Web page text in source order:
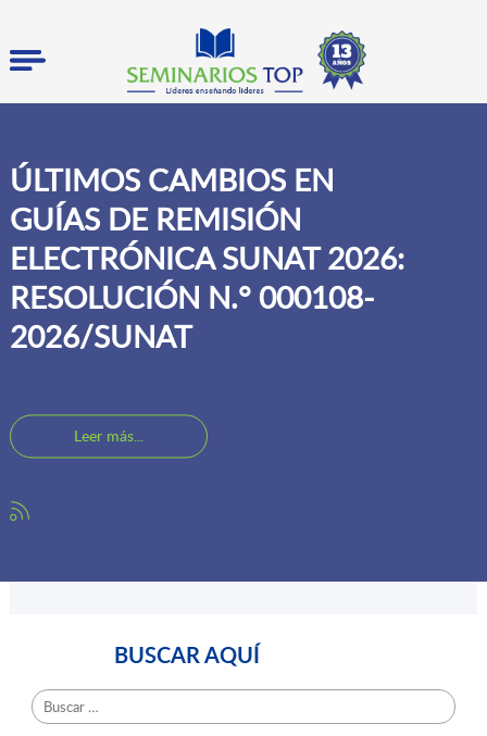
ÚLTIMOS CAMBIOS EN
GUÍAS DE REMISIÓN
ELECTRÓNICA SUNAT 2026:
RESOLUCIÓN N.° 000108-
2026/SUNAT
Leer más...
BUSCAR AQUÍ
Buscar: